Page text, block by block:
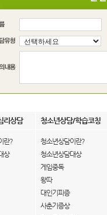
리상담 청소년상담/학습코칭
란?
상
청소년상담이란?
청소년상담대상
게임중독
왕따
대인기피증
사춘기증상